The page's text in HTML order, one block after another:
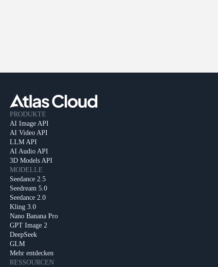
PRODUKTE
AI Image API
AI Video API
LLM API
AI Audio API
3D Models API
MODELLE
Seedance 2.5
Seedream 5.0
Seedance 2.0
Kling 3.0
Nano Banana Pro
GPT Image 2
DeepSeek
GLM
Mehr entdecken
RESSOURCEN